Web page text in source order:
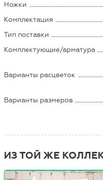
Ножки
Комплектация
Тип поставки
Комплектующие/арматура
Варианты расцветок
Варианты размеров
ИЗ ТОЙ ЖЕ